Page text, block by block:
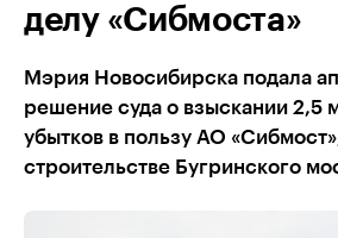
делу «Сибмоста»
Мэрия Новосибирска подала
решение суда о взыскании 2,5
убытков в пользу АО
строительстве Бугринского